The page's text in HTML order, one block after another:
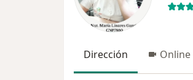
Dirección Online